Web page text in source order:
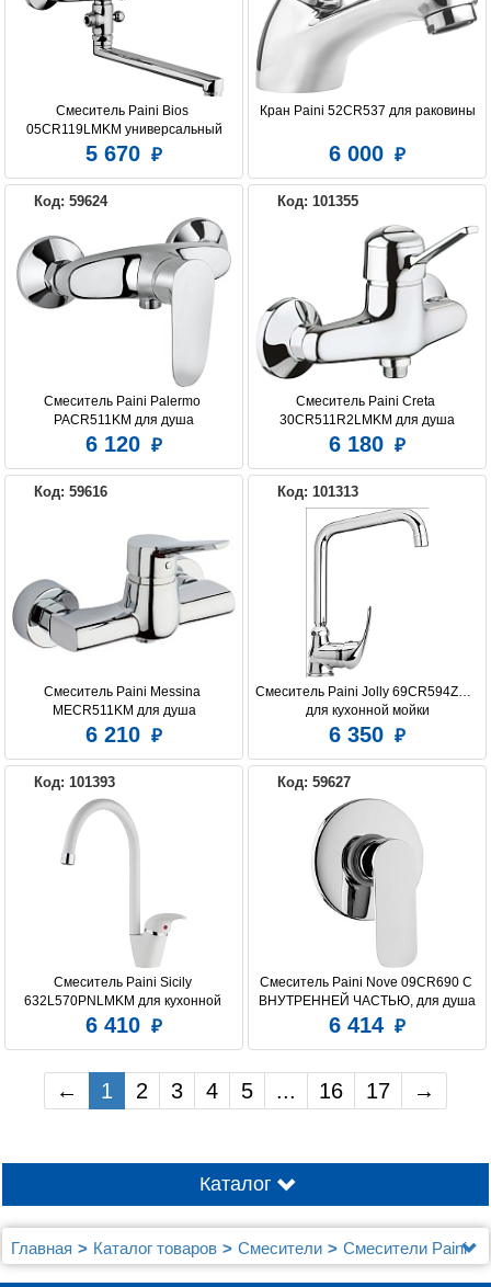
Смеситель Paini Bios
05CR119LMKM универсальный
5 670
Кран Paini 52CR537 для раковины
6 000
Код: 59624
Смеситель Paini Palermo
PACR511KM для душа
6 120
Код: 101355
Смеситель Paini Creta
30CR511R2LMKM для душа
6 180
Код: 59616
Смеситель Paini Messina
MECR511KM для душа
6 210
Код: 101313
Смеситель Paini Jolly 69CR594ZKM
для кухонной мойки
6 350
Код: 101393
Смеситель Paini Sicily
632L570PNLMKM для кухонной
мойки
6 410
Код: 59627
Смеситель Paini Nove 09CR690 С
ВНУТРЕННЕЙ ЧАСТЬЮ, для душа
6 414
← 1 2 3 4 5 ... 16 17 →
Каталог
Главная Каталог товаров Смесители Смесители Paini